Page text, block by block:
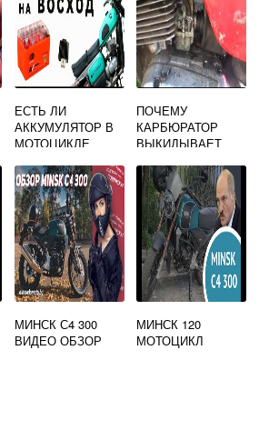
ЕСТЬ ЛИ
АККУМУЛЯТОР В
МОТОЦИКЛЕ
ПОЧЕМУ
КАРБЮРАТОР
ВЫКИДЫВАЕТ
ВОЗДУХАН НА
МОТОЦИКЛЕ
МИНСК
МИНСК С4 300
ВИДЕО ОБЗОР
МИНСК 120
МОТОЦИКЛ